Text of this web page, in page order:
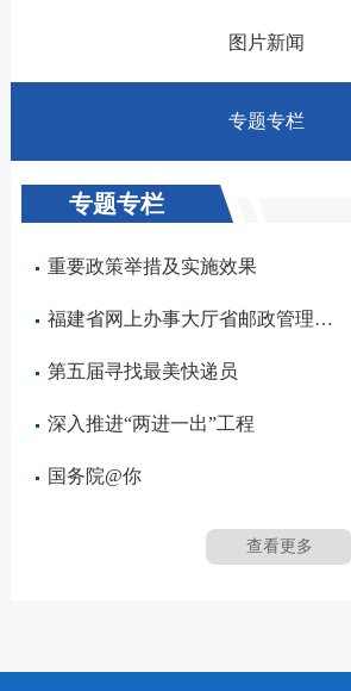
图片新闻
专题专栏
专题专栏
重要政策举措及实施效果
福建省网上办事大厅省邮政管理局分厅
第五届寻找最美快递员
深入推进“两进一出”工程
国务院@你
查看更多